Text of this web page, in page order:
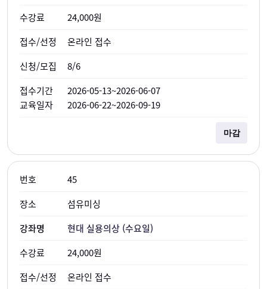
24,000원
온라인 접수
8/6
2026-05-13~2026-06-07
2026-06-22~2026-09-19
마감
45
섬유미싱
현대 실용의상 (수요일)
24,000원
온라인 접수